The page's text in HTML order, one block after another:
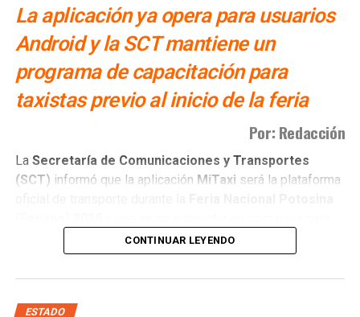
La aplicación ya opera para usuarios
Android y la SCT mantiene un
programa de capacitación para
taxistas previo al inicio de la feria
Por: Redacción
La Secretaría de Comunicaciones y Transportes
(SCT) informó que la aplicación MiTaxi será la plataforma
usuarios con dispositivosAndroid.
consolidación y que actualmente se desarrolla una etapa
CONTINUAR LEYENDO
ESTADO